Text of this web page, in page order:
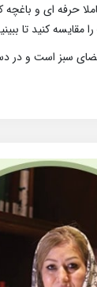
حرفه ای و باغچه
کنید تا
سبز است و در